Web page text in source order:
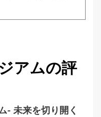
アムの評
- 未来を切り開く